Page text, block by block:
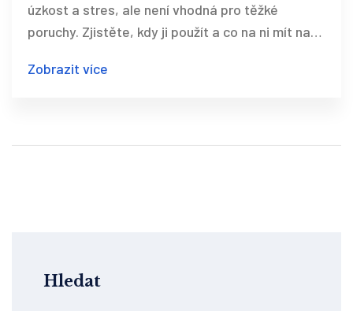
úzkost a stres, ale není vhodná pro těžké
poruchy. Zjistěte, kdy ji použít a co na ni mít na
Zobrazit více
Hledat